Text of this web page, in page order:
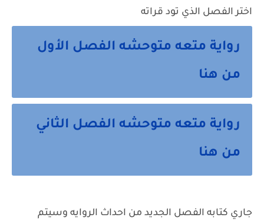
اختر الفصل الذي تود قراته
رواية متعه متوحشه الفصل الأول
من هنا
رواية متعه متوحشه الفصل الثاني
من هنا
جاري كتابه الفصل الجديد من احداث الروايه وسيتم